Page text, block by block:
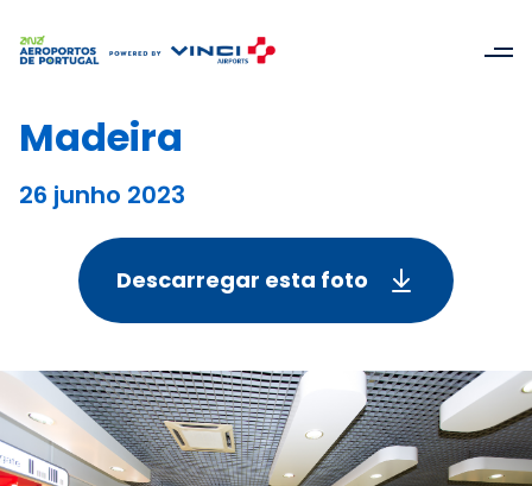
Madeira
26 junho 2023
Descarregar esta foto